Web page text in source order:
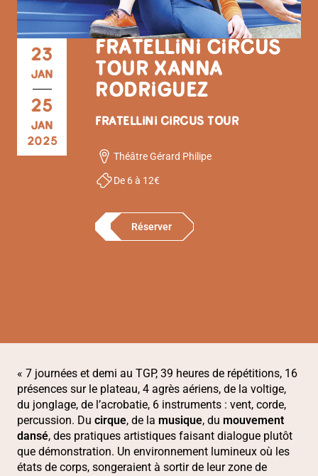
23
JAN
25
JAN
2025
FRATELLINI CIRCUS
TOUR X ANNA
RODRIGUEZ
FRATELLINI CIRCUS TOUR
Théâtre Gérard Philipe
De 6 à 12€
Réserver
PRÉSENTATION
« 7 journées et demi au TGP, 39 heures de répétitions, 16
présences sur le plateau, 4 agrès aériens, de la voltige,
du jonglage, de l’acrobatie, 6 instruments : vent, corde,
percussion. Du cirque, de la musique, du mouvement
dansé, des pratiques artistiques faisant dialogue plutôt
que démonstration. Un environnement lumineux où les
états de corps, songeraient à sortir de leur zone de